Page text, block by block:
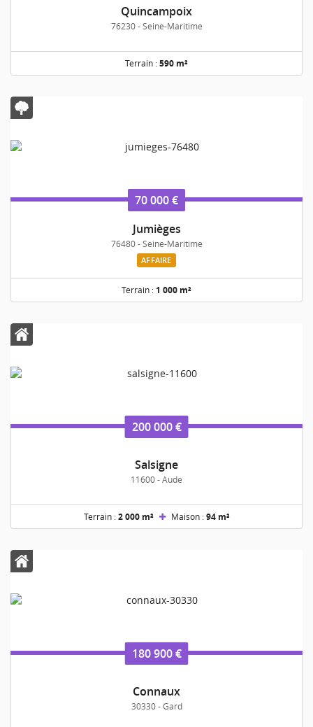
Quincampoix
76230 - Seine-Maritime
Terrain :590 m²
70 000 €
Jumièges
76480 - Seine-Maritime
AFFAIRE
Terrain : 1 000 m²
200 000 €
Salsigne
11600 - Aude
Terrain :2 000 m² Maison :94 m²
180 900 €
Connaux
30330 - Gard